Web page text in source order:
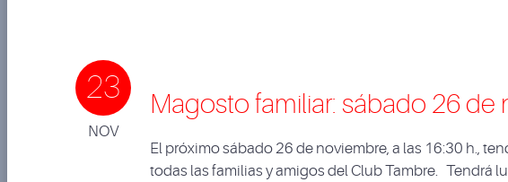
23
NOV
Magosto familiar: sábado 26 de
El próximo sábado 26 de noviembre, a las 16:30 h.,
todas las familias y amigos del Club Tambre. Tendrá